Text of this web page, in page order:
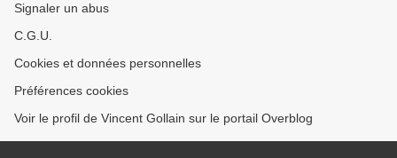
Signaler un abus
C.G.U.
Cookies et données personnelles
Préférences cookies
Voir le profil de Vincent Gollain sur le portail Overblog